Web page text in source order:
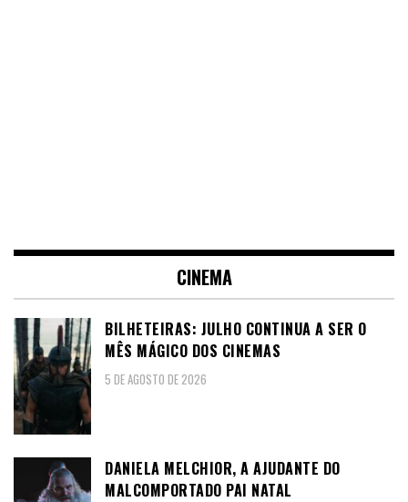
CINEMA
BILHETEIRAS: JULHO CONTINUA A SER O
MÊS MÁGICO DOS CINEMAS
5 DE AGOSTO DE 2026
DANIELA MELCHIOR, A AJUDANTE DO
MALCOMPORTADO PAI NATAL